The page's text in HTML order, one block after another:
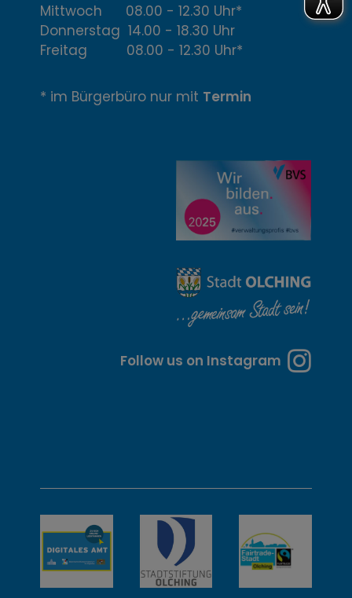
f
f
n
u
w
e
i
t
Mittwoch 08.00 - 12.30 Uhr*
Donnerstag 14.00 - 18.30 Uhr
Freitag 08.00 - 12.30 Uhr*
* im Bürgerbüro nur mit Termin
Follow us on Instagram